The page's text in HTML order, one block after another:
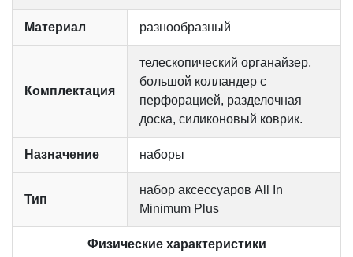
Материал разнообразный
Комплектация
телескопический органайзер,
большой колландер с
перфорацией, разделочная
доска, силиконовый коврик.
Назначение наборы
Тип
набор аксессуаров All In
Minimum Plus
Физические характеристики